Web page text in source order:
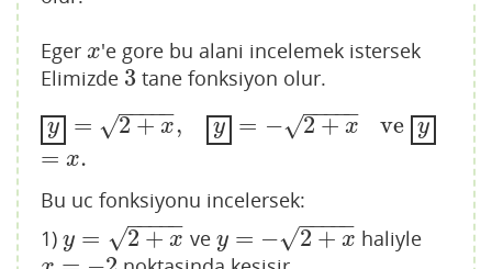
Eger x
x 'e gore bu alani incelemek istersek
Elimizde 3
3 tane fonksiyon olur.
y = 2 + x
− −
−−−
√ , y = − 2 + x
− −
−−−
√ ve y
= x.
y=2 ,y= −2+ xvey=x.
Bu uc fonksiyonu incelersek:
1) y = 2 + x
− −
−−−
√
y=2+ x ve y = − 2 + x
− −
−−−
√
y=−2 +x haliyle